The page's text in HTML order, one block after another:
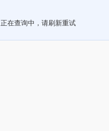
正在查询中，请刷新重试